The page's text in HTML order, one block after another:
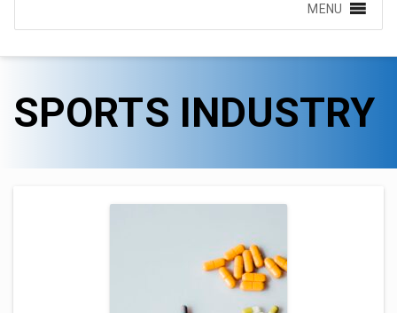
MENU
SPORTS INDUSTRY